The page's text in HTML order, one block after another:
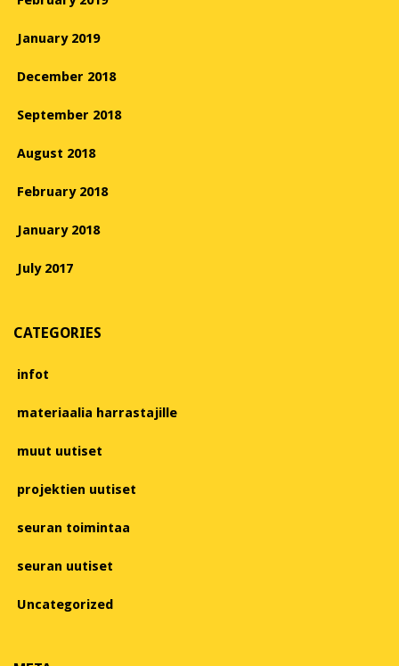
January 2019
December 2018
September 2018
August 2018
February 2018
January 2018
July 2017
CATEGORIES
infot
materiaalia harrastajille
muut uutiset
projektien uutiset
seuran toimintaa
seuran uutiset
Uncategorized